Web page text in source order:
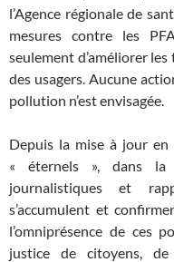
l’Agence régionale de
mesures contre les
seulement d’améliorer
des usagers. Aucune
pollution n’est envisagée.
Depuis la mise à jour
« éternels », dans la
journalistiques et
s’accumulent et
l’omniprésence de ces
justice de citoyens,